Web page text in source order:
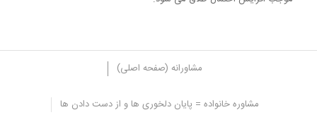
مشاورانه (صفحه اصلی)
مشاوره خانواده = پایان دلخوری ها و از دست دادن ها